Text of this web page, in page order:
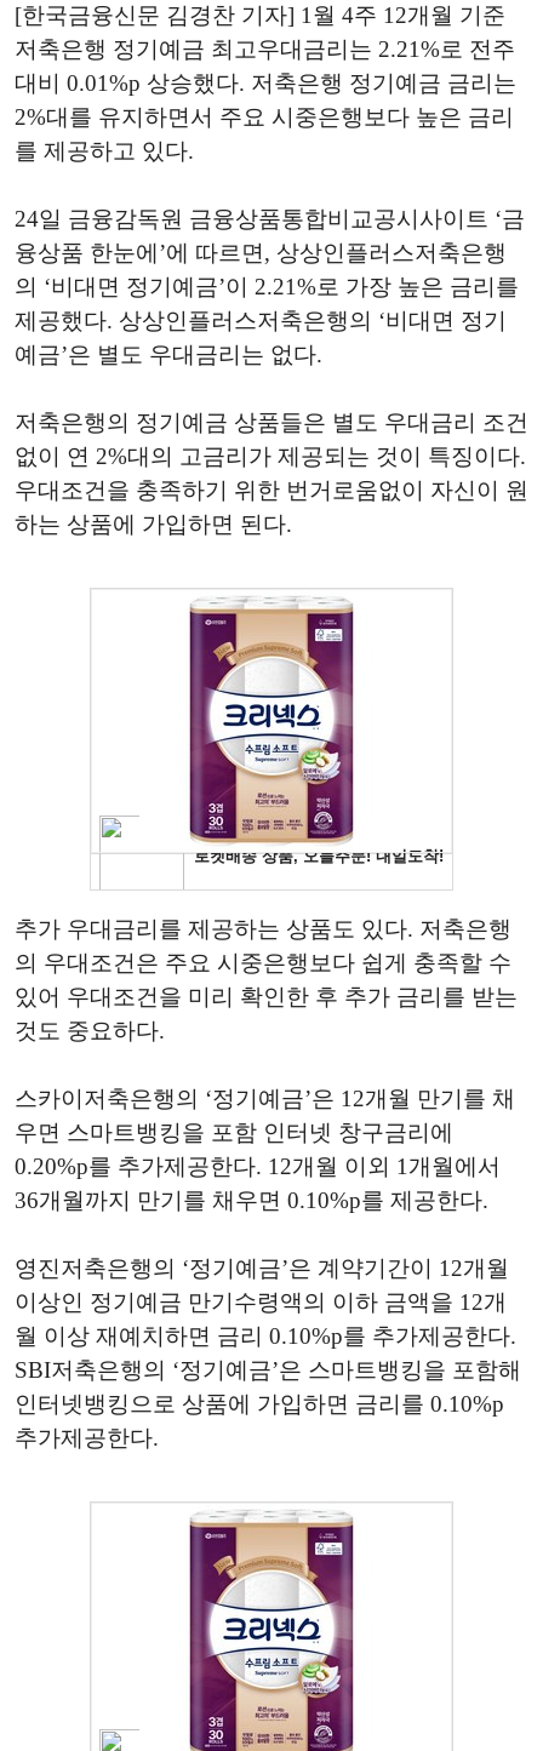
[한국금융신문 김경찬 기자] 1월 4주 12개월 기준
저축은행 정기예금 최고우대금리는 2.21%로 전주
대비 0.01%p 상승했다. 저축은행 정기예금 금리는
2%대를 유지하면서 주요 시중은행보다 높은 금리
를 제공하고 있다.
24일 금융감독원 금융상품통합비교공시사이트 ‘금
융상품 한눈에’에 따르면, 상상인플러스저축은행
의 ‘비대면 정기예금’이 2.21%로 가장 높은 금리를
제공했다. 상상인플러스저축은행의 ‘비대면 정기
예금’은 별도 우대금리는 없다.
저축은행의 정기예금 상품들은 별도 우대금리 조건
없이 연 2%대의 고금리가 제공되는 것이 특징이다.
우대조건을 충족하기 위한 번거로움없이 자신이 원
하는 상품에 가입하면 된다.
추가 우대금리를 제공하는 상품도 있다. 저축은행
의 우대조건은 주요 시중은행보다 쉽게 충족할 수
있어 우대조건을 미리 확인한 후 추가 금리를 받는
것도 중요하다.
스카이저축은행의 ‘정기예금’은 12개월 만기를 채
우면 스마트뱅킹을 포함 인터넷 창구금리에
0.20%p를 추가제공한다. 12개월 이외 1개월에서
36개월까지 만기를 채우면 0.10%p를 제공한다.
영진저축은행의 ‘정기예금’은 계약기간이 12개월
이상인 정기예금 만기수령액의 이하 금액을 12개
월 이상 재예치하면 금리 0.10%p를 추가제공한다.
SBI저축은행의 ‘정기예금’은 스마트뱅킹을 포함해
인터넷뱅킹으로 상품에 가입하면 금리를 0.10%p
추가제공한다.